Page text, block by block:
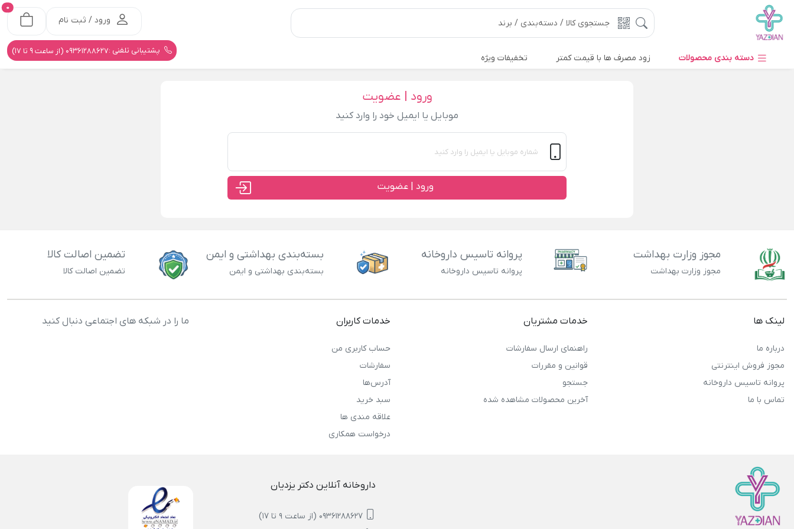
ورود / ثبت نام
0
پشتیبانی تلفنی :09361288627 (از ساعت 9 تا 17)
دسته بندی محصولات زود مصرف ها با قیمت کمتر تخفیفات ویژه
ورود | عضویت
موبایل یا ایمیل خود را وارد کنید
ورود | عضویت
مجوز وزارت بهداشت
مجوز وزارت بهداشت
پروانه تاسیس داروخانه
پروانه تاسیس داروخانه
بسته‌بندی بهداشتی و ایمن
بسته‌بندی بهداشتی و ایمن
تضمین اصالت کالا
تضمین اصالت کالا
لینک ها
درباره ما
مجوز فروش اینترنتی
پروانه تاسیس داروخانه
تماس با ما
خدمات مشتریان
راهنمای ارسال سفارشات
قوانین و مقررات
جستجو
آخرین محصولات مشاهده شده
خدمات کاربران
حساب کاربری من
سفارشات
آدرس‌ها
سبد خرید
علاقه مندی ها
درخواست همکاری
ما را در شبکه های اجتماعی دنبال کنید
داروخانه آنلاین دکتر یزدیان
09361288627 (از ساعت 9 تا 17)